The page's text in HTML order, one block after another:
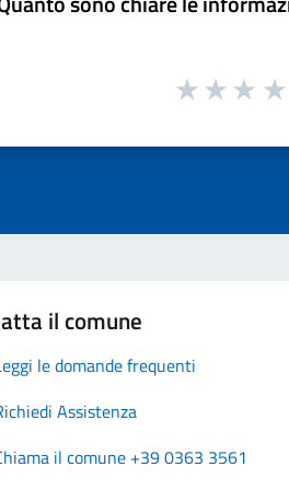
il comune
le domande frequenti
Assistenza
il comune +39 0363 3561